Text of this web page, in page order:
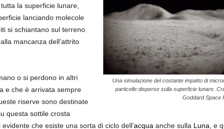
Una simulazione del costante impatto di
particelle disperse sulla superficie lunare.
Goddard Space
la superficie lunare,
lanciando molecole
si schiantano sul terreno
mancanza dell’attrito
o si perdono in altri
e che è arrivata sempre
riserve sono destinate
questa sottile crosta
che esiste una sorta di ciclo dell’acqua anche sulla Luna , e